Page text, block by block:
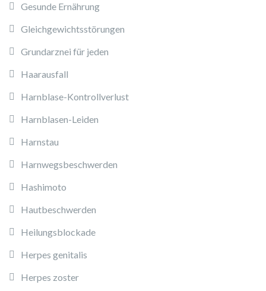
Gesunde Ernährung
Gleichgewichtsstörungen
Grundarznei für jeden
Haarausfall
Harnblase-Kontrollverlust
Harnblasen-Leiden
Harnstau
Harnwegsbeschwerden
Hashimoto
Hautbeschwerden
Heilungsblockade
Herpes genitalis
Herpes zoster